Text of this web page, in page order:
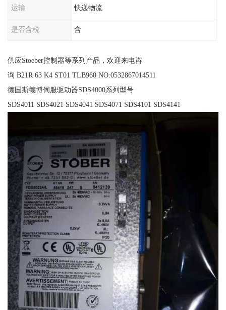
运输 快递物流
是否含税 含
供应Stoeber控制器等系列产品，欢迎来电咨
询 B21R 63 K4 ST01 TLB960 NO:0532867014511
德国斯德博伺服驱动器SDS4000系列型号
SDS4011 SDS4021 SDS4041 SDS4071 SDS4101 SDS4141